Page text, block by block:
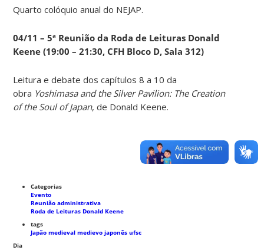
Quarto colóquio anual do NEJAP.
04/11 – 5ª Reunião da Roda de Leituras Donald
Keene (19:00 – 21:30, CFH Bloco D, Sala 312)
Leitura e debate dos capítulos 8 a 10 da
obra Yoshimasa and the Silver Pavilion: The Creation
of the Soul of Japan, de Donald Keene.
Categorias
Evento
Reunião administrativa
Roda de Leituras Donald Keene
tags
Japão medievalmedievo japonêsufsc
Dia